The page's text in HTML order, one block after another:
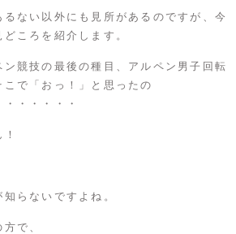
るない以外にも見所があるのですが、今
ころを紹介します。
競技の最後の種目、アルペン男子回転
で「おっ！」と思ったの
・・・・・
らないですよね。
で、